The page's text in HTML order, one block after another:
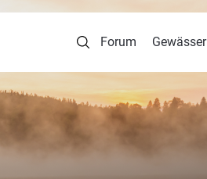
Forum Gewässer